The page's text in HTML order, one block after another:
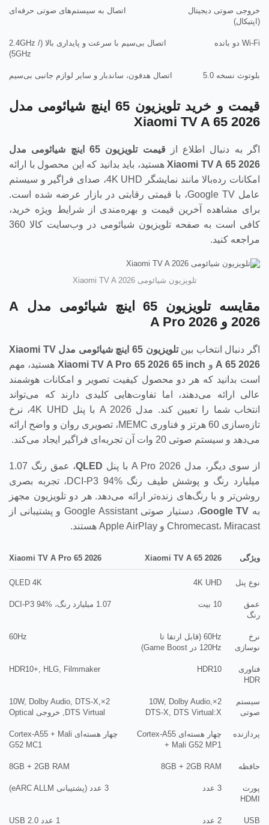
خروجی صوتی دیجیتال
(اپتیکال)
اتصال به سیستم‌های صوتی حرفه‌ای
Wi-Fi دو بانده
اتصال بی‌سیم با سرعت و پایداری بالا (2.4GHz /
5GHz)
بلوتوث نسخه 5.0 اتصال هدفون، ساندبار و سایر لوازم جانبی بی‌سیم
قیمت و خرید تلویزیون 65 اینچ شیائومی مدل
Xiaomi TV A 65 2026
اگر به دنبال اطلاع از قیمت تلویزیون 65 اینچ شیائومی مدل
Xiaomi TV A 65 2026 هستید، باید بدانید که این محصول با ارائه
امکانات رده‌بالا مانند نمایشگر 4K UHD، صدای فراگیر و سیستم
عامل Google TV، با قیمتی رقابتی در بازار عرضه شده است.
برای مشاهده آخرین قیمت و بهره‌مندی از شرایط ویژه خرید،
کافی است به صفحه تلویزیون شیائومی در وب‌سایت کالا 360
مراجعه کنید.
تلویزیون شیائومی Xiaomi TV A 2026
مقایسه تلویزیون 65 اینچ شیائومی مدل A
2026 و A Pro 2026
اگر دنبال انتخاب بینتلویزیون 65 اینچ شیائومی مدل
Xiaomi TV
A 65 2026 و Xiaomi TV A Pro 65 2026 65 inch هستید، مهم
است بدانید که هر دو محصول کیفیت تصویر و امکانات هوشمند
عالی ارائه می‌دهند، اما تفاوت‌هایی کلیدی دارند که می‌تواند
انتخاب شما را تعیین کند. مدل A 2026 با پنل 4K UHD، نرخ
تازه‌سازی 60 هرتز و فناوری MEMC، تصویری روان و واضح ارائه
می‌دهد و سیستم صوتی 20 وات آن تجربه‌ای فراگیر ایجاد می‌کند.
از سوی دیگر، مدل A Pro 2026 با پنل QLED
، عمق رنگ 1.07
میلیارد رنگ و پوشش طیف رنگ DCI-P3 94%، تجربه بصری
روشن‌تر و با رنگ‌های زنده‌تر ارائه می‌دهد. هر دو تلویزیون مجهز
به Google TV
، دستیار صوتی Google Assistant و پشتیبانی از
Chromecast، Miracast و Apple AirPlay هستند.
ویژگی Xiaomi TV A 65 2026
Xiaomi TV A Pro 65 2026
نوع پنل 4K UHD
QLED 4K
عمق
رنگ
10 بیت 1.07 میلیارد رنگ، DCI-P3 94%
نرخ
نوسازی
60Hz (قابل ارتقا تا
120Hz در Game Boost)
60Hz
فناوری
HDR
HDR10
HDR10+, HLG, Filmmaker
سیستم
صوتی
2×10W, Dolby Audio,
DTS-X, DTS Virtual:X
2×10W, Dolby Audio, DTS-X,
DTS Virtual, خروجی Optical
پردازنده
چهار هسته‌ای Cortex-A55
+ Mali G52 MP1
چهار هسته‌ای Cortex-A55 + Mali
G52 MC1
حافظه 8GB + 2GB RAM
8GB + 2GB RAM
پورت
HDMI
3 عدد 3 عدد (پشتیبانی eARC ALLM)
USB 2 عدد 1 عدد USB 2.0